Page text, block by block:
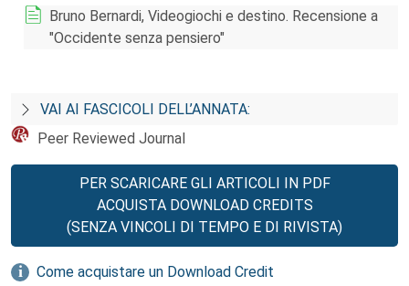
Bruno Bernardi, Videogiochi e destino. Recensione a
"Occidente senza pensiero"
VAI AI FASCICOLI DELL’ANNATA:
Peer Reviewed Journal
PER SCARICARE GLI ARTICOLI IN PDF
ACQUISTA DOWNLOAD CREDITS
(SENZA VINCOLI DI TEMPO E DI RIVISTA)
Come acquistare un Download Credit